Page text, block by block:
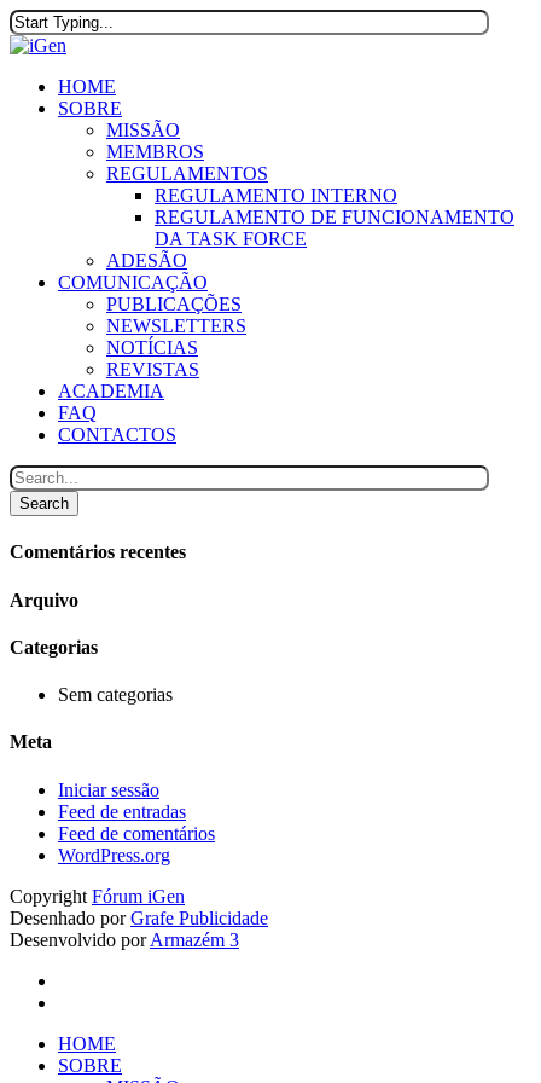
Skip
to
content
Close
Menu
HOME
SOBRE
MISSÃO
MEMBROS
REGULAMENTOS
REGULAMENTO INTERNO
REGULAMENTO DE FUNCIONAMENTO
DA TASK FORCE
ADESÃO
COMUNICAÇÃO
PUBLICAÇÕES
NEWSLETTERS
NOTÍCIAS
REVISTAS
ACADEMIA
FAQ
CONTACTOS
Search
Comentários recentes
Arquivo
Categorias
Sem categorias
Meta
Iniciar sessão
Feed de entradas
Feed de comentários
WordPress.org
Copyright Fórum iGen
Desenhado porGrafe Publicidade
Desenvolvido porArmazém 3
Close
Menu
HOME
SOBRE